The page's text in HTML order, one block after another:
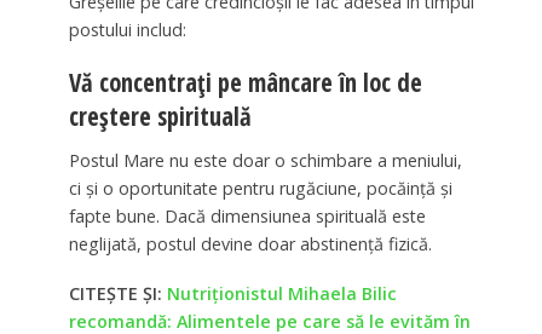
postului includ:
Vă concentrați pe mâncare în loc de
creștere spirituală
Postul Mare nu este doar o schimbare a meniului,
ci și o oportunitate pentru rugăciune, pocăință și
fapte bune. Dacă dimensiunea spirituală este
neglijată, postul devine doar abstinență fizică.
CITEȘTE ȘI: Nutriționistul Mihaela Bilic
recomandă: Alimentele pe care să le evităm în